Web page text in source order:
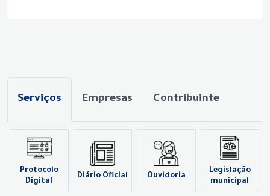
Serviços Empresas Contribuinte
Protocolo
Digital
Diário Oficial Ouvidoria
Legislação
municipal